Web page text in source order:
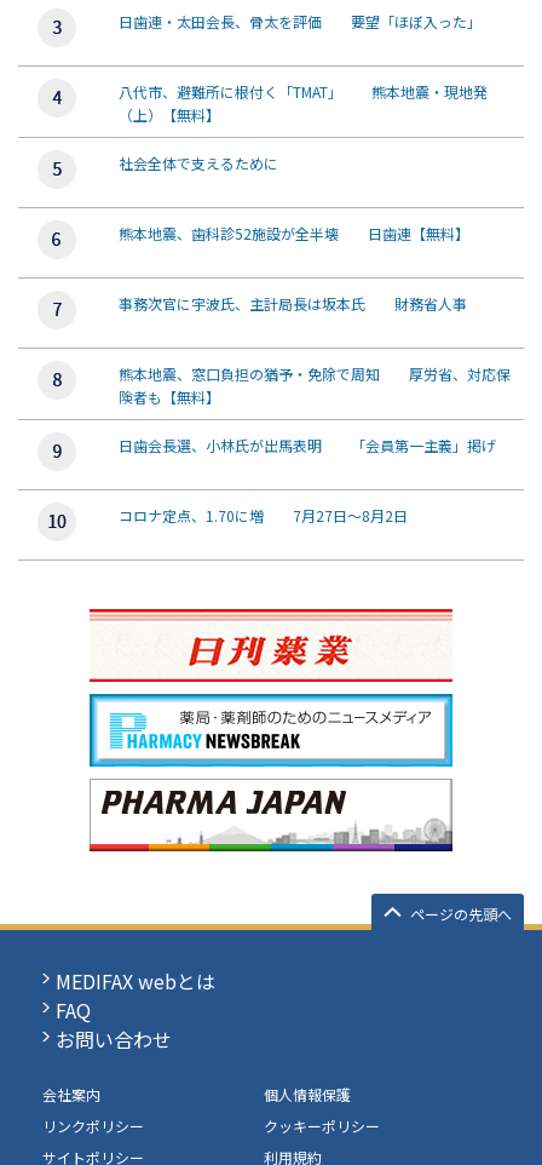
日歯連・太田会長、骨太を評価 要望「ほぼ入った」
八代市、避難所に根付く「TMAT」 熊本地震・現地発
（上）【無料】
社会全体で支えるために
熊本地震、歯科診52施設が全半壊 日歯連【無料】
事務次官に宇波氏、主計局長は坂本氏 財務省人事
熊本地震、窓口負担の猶予・免除で周知 厚労省、対応保
険者も【無料】
日歯会長選、小林氏が出馬表明 「会員第一主義」掲げ
コロナ定点、1.70に増 7月27日～8月2日
ページの先頭へ
MEDIFAX webとは
FAQ
お問い合わせ
会社案内
個人情報保護
リンクポリシー
クッキーポリシー
サイトポリシー
利用規約